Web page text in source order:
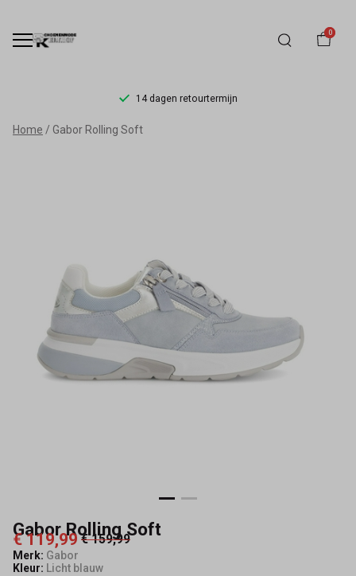
0
14 dagen retourtermijn
Gabor
Schoenmode
Kerkhof
Home Gabor Rolling Soft
Gabor Rolling Soft
€ 119,99 € 159,99
Merk: Gabor
Kleur: Licht blauw